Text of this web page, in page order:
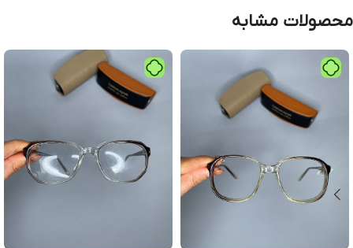
محصولات مشابه